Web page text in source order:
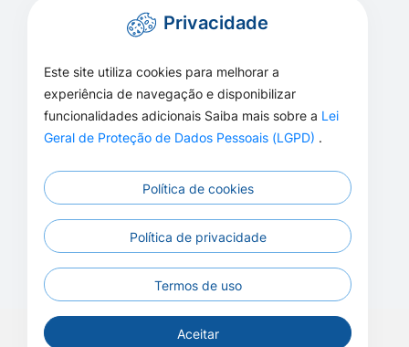
Privacidade
Este site utiliza cookies para melhorar a
experiência de navegação e disponibilizar
funcionalidades adicionais Saiba mais sobre a Lei
Geral de Proteção de Dados Pessoais (LGPD) .
Política de cookies
Política de privacidade
Termos de uso
Aceitar